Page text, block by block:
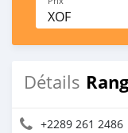
XOF
Détails
+2289 261 2486